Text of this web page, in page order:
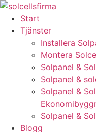
Skip
content
Start
Tjänster
Installera
Montera
Solpanel &
Solpanel &
Solpanel &
Solpanel &
Blogg